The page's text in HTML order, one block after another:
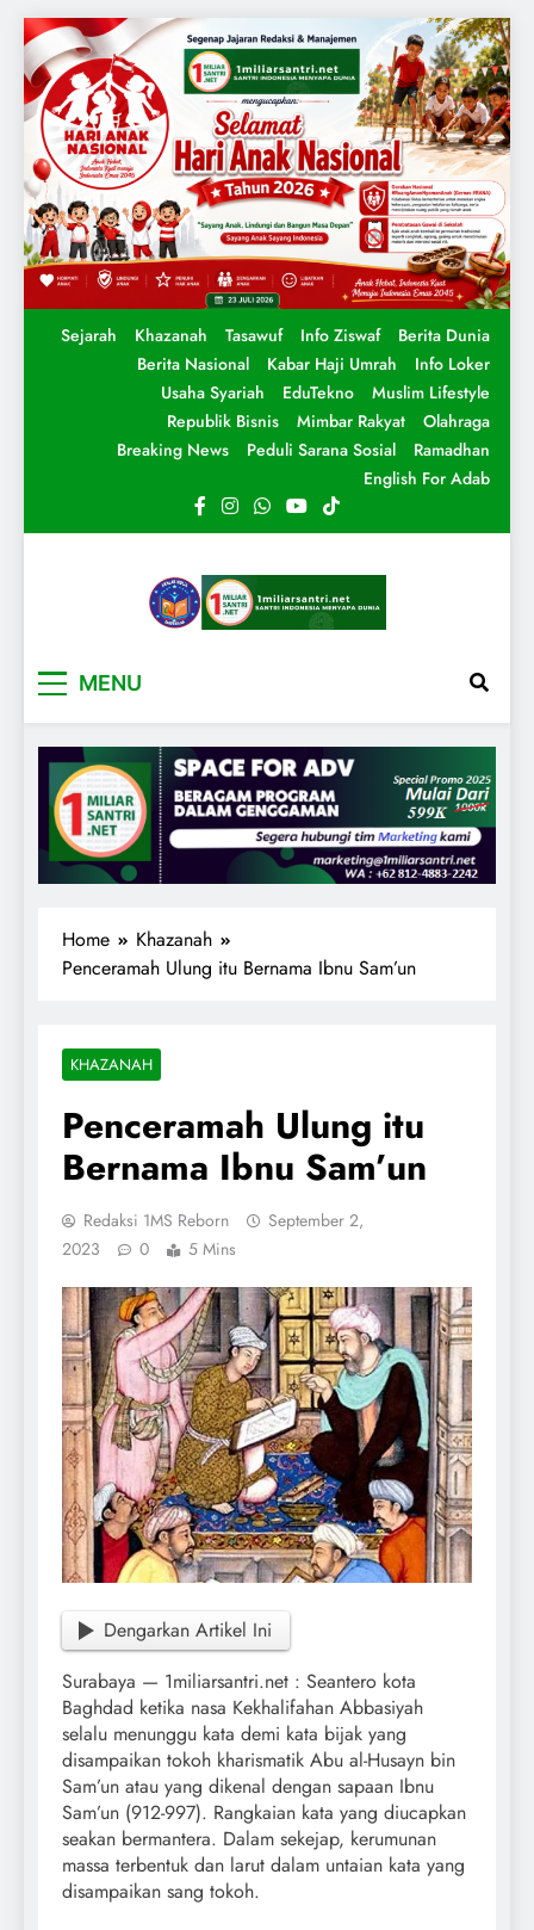
Sejarah Khazanah Tasawuf Info Ziswaf
Berita Dunia
Berita Nasional
Kabar Haji Umrah
Info Loker
Usaha Syariah
EduTekno
Muslim Lifestyle
Republik Bisnis
Mimbar Rakyat
Olahraga
Breaking News
Peduli Sarana Sosial
Ramadhan
English For Adab
MENU
Home
Khazanah
Penceramah Ulung itu Bernama Ibnu Sam’un
KHAZANAH
Penceramah Ulung itu
Bernama Ibnu Sam’un
Redaksi 1MS Reborn
September 2,
2023
0 5 Mins
Dengarkan Artikel Ini
Surabaya — 1miliarsantri.net : Seantero kota
Baghdad ketika nasa Kekhalifahan Abbasiyah
selalu menunggu kata demi kata bijak yang
disampaikan tokoh kharismatik Abu al-Husayn bin
Sam’un atau yang dikenal dengan sapaan Ibnu
Sam’un (912-997). Rangkaian kata yang diucapkan
seakan bermantera. Dalam sekejap, kerumunan
massa terbentuk dan larut dalam untaian kata yang
disampaikan sang tokoh.